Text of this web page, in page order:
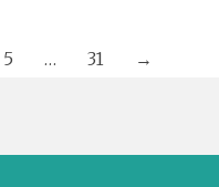
5 … 31 →